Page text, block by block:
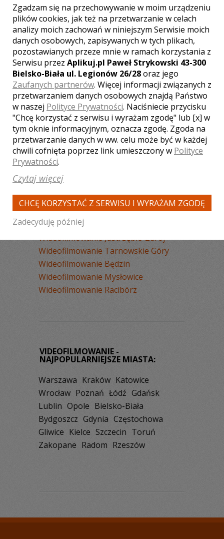
WOJEWÓDZTWO ŚLĄSKIE – ZOBACZ
LISTĘ KAMERZYSTÓW Z INNYCH
MIAST:
Wideofilmowanie Katowice
Wideofilmowanie Częstochowa
Wideofilmowanie Bielsko-Biała
Wideofilmowanie Gliwice
Wideofilmowanie Sosnowiec
Wideofilmowanie Chorzów
Wideofilmowanie Tychy
Wideofilmowanie Rybnik
Wideofilmowanie Zabrze
Wideofilmowanie Bytom
Wideofilmowanie Dąbrowa Górnicza
Wideofilmowanie Pszczyna
Wideofilmowanie Żywiec
Wideofilmowanie Ruda Śląska
Wideofilmowanie Wisła
Wideofilmowanie Jastrzębie-Zdrój
Wideofilmowanie Tarnowskie Góry
Wideofilmowanie Będzin
Wideofilmowanie Mysłowice
Wideofilmowanie Racibórz
VIDEOFILMOWANIE -
NAJPOPULARNIEJSZE MIASTA:
Warszawa Kraków Katowice
Wrocław Poznań Łódź Gdańsk
Lublin Opole Bielsko-Biała
Bydgoszcz Gdynia Częstochowa
Gliwice Kielce Szczecin Toruń
Zakopane Radom Rzeszów
Zgadzam się na przechowywanie w moim urządzeniu
plików cookies, jak też na przetwarzanie w celach
analizy moich zachowań w niniejszym Serwisie moich
danych osobowych, zapisywanych w tych plikach,
pozostawianych przeze mnie w ramach korzystania z
Serwisu przez Aplikuj.pl Paweł Strykowski 43-300
Bielsko-Biała ul. Legionów 26/28oraz jego
Zaufanych partnerów. Więcej informacji związanych z
przetwarzaniem danych osobowych znajdą Państwo
w naszej Polityce Prywatności. Naciśniecie przycisku
"Chcę korzystać z serwisu i wyrażam zgodę" lub [x] w
tym oknie informacyjnym, oznacza zgodę. Zgoda na
przetwarzanie danych w ww. celu może być w każdej
chwili cofnięta poprzez link umieszczony w Polityce
Prywatności.
Czytaj więcej
CHCĘ KORZYSTAĆ Z SERWISU I WYRAŻAM ZGODĘ
Zadecyduję później